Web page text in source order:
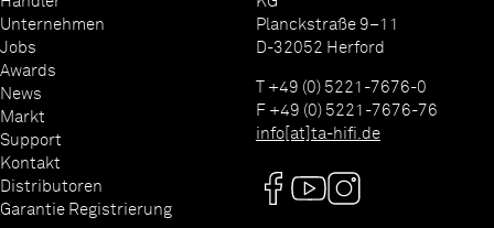
Unternehmen
Jobs
Awards
News
Markt
Support
Kontakt
Distributoren
Garantie Registrierung
Planckstraße 9–11
D-32052 Herford
T +49 (0) 5221-7676-0
F +49 (0) 5221-7676-76
info[at]ta-hifi.de